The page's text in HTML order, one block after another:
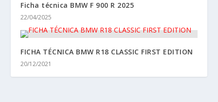
Ficha técnica BMW F 900 R 2025
22/04/2025
FICHA TÉCNICA BMW R18 CLASSIC FIRST EDITION
20/12/2021